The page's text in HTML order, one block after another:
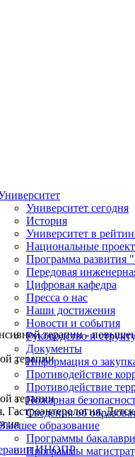
Университет сегодня
История
Университет в
Национальные
Программа развития
Передовая
Цифровая кафедра
Пресса о нас
Наши достижения
Новости и события
Руководство и
Документы
Информация о
Противодействие
Противодействие
Пожарная
Сведения об
образование
Программы
Программы
терапии -
терапии
терапии
ИНОПР